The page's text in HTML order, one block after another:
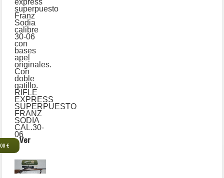
superpuesto
Franz
Sodia
calibre
30-06
con
bases
apel
originales.
Con
doble
gatillo.
RIFLE
EXPRESS
SUPERPUESTO
FRANZ
SODIA
CAL.30-
06
€
Ver